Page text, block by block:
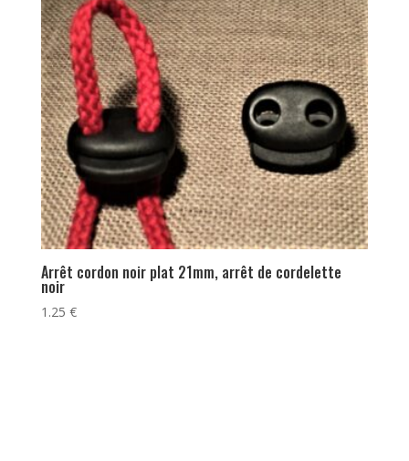
Arrêt cordon noir plat 21mm, arrêt de cordelette
noir
1.25 €